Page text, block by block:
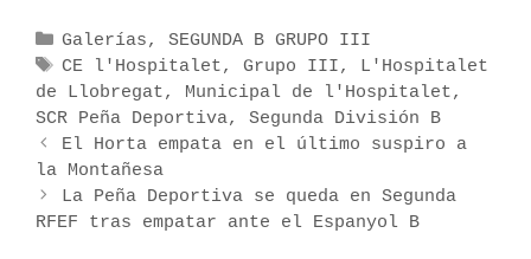
C
a
t
e
g
o
r
í
Galerías, SEGUNDA B GRUPO III
E
t
i
q
u
e
t
CE l'Hospitalet, Grupo III, L'Hospitalet
de Llobregat, Municipal de l'Hospitalet,
SCR Peña Deportiva, Segunda División B
N
a
v
e
El Horta empata en el último suspiro a
la Montañesa
La Peña Deportiva se queda en Segunda
RFEF tras empatar ante el Espanyol B